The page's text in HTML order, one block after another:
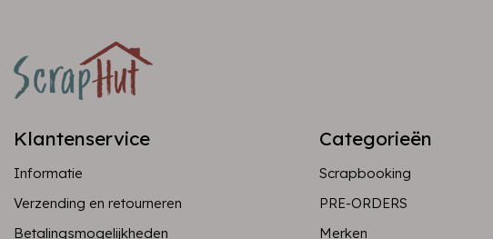
Klantenservice
Informatie
Verzending en retourneren
Betalingsmogelijkheden
Categorieën
Scrapbooking
PRE-ORDERS
Merken